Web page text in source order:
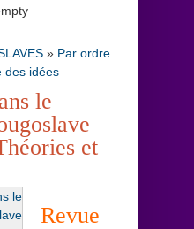
» Par ordre
des idées
le
et
Revue